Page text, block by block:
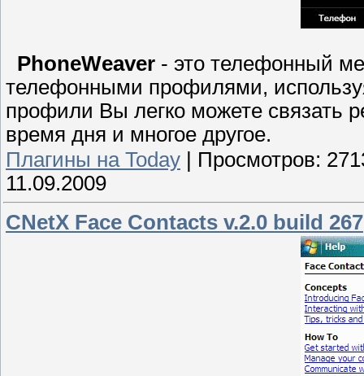
PhoneWeaver - это телефонный
телефонными профилями,
профили Вы легко можете связать
время дня и многое другое.
Плагины на Today
Просмотров:
11.09.2009
CNetX Face Contacts v.2.0 build 267